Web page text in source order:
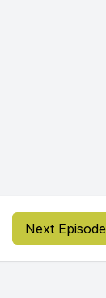
Next Episode